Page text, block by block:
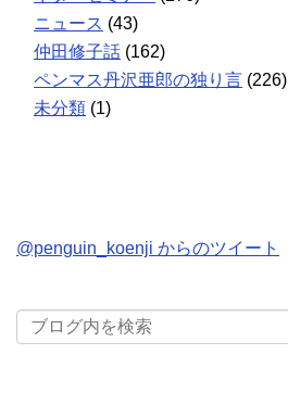
ニュース (43)
仲田修子話 (162)
ペンマス丹沢亜郎の独り言 (226)
未分類 (1)
@penguin_koenji からのツイート